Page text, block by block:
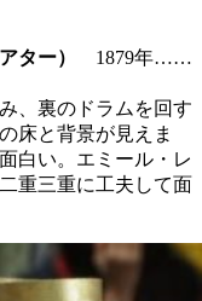
アター） 1879年……
、裏のドラムを回す
床と背景が見えま
白い。エミール・レ
重三重に工夫して面